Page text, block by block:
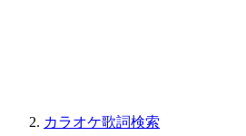
カラオケ歌詞検索